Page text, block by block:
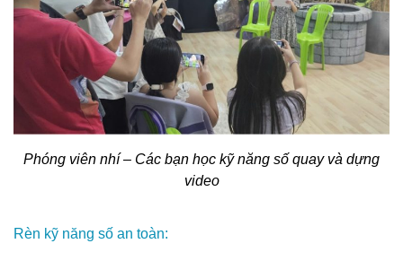
Phóng viên nhí – Các bạn học kỹ năng số quay và dựng
video
Rèn kỹ năng số an toàn: